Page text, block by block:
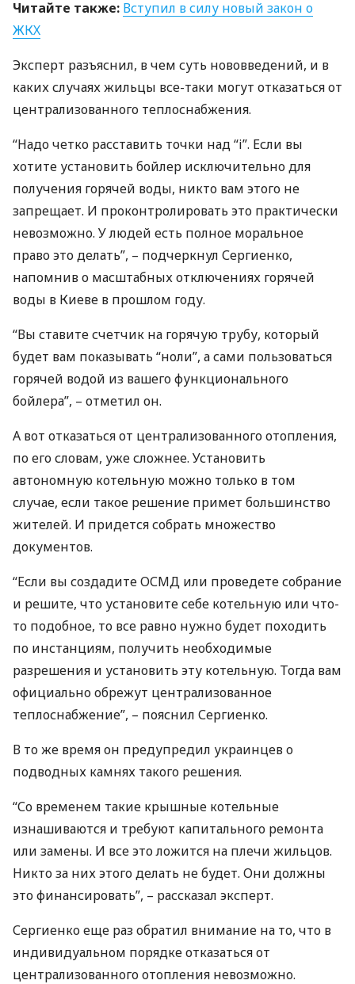
Читайте также: Вступил в силу новый закон о
ЖКХ
Эксперт разъяснил, в чем суть нововведений, и в
каких случаях жильцы все-таки могут отказаться от
централизованного теплоснабжения.
“Надо четко расставить точки над “i”. Если вы
хотите установить бойлер исключительно для
получения горячей воды, никто вам этого не
запрещает. И проконтролировать это практически
невозможно. У людей есть полное моральное
право это делать”, – подчеркнул Сергиенко,
напомнив о масштабных отключениях горячей
воды в Киеве в прошлом году.
“Вы ставите счетчик на горячую трубу, который
будет вам показывать “ноли”, а сами пользоваться
горячей водой из вашего функционального
бойлера”, – отметил он.
А вот отказаться от централизованного отопления,
по его словам, уже сложнее. Установить
автономную котельную можно только в том
случае, если такое решение примет большинство
жителей. И придется собрать множество
документов.
“Если вы создадитеОСМД или проведете собрание
и решите, что установите себе котельную или что-
то подобное, то все равно нужно будет походить
по инстанциям, получить необходимые
разрешения и установить эту котельную. Тогда вам
официально обрежут централизованное
теплоснабжение”, – пояснил Сергиенко.
В то же время он предупредил украинцев о
подводных камнях такого решения.
“Со временем такие крышные котельные
изнашиваются и требуют капитального ремонта
или замены. И все это ложится на плечи жильцов.
Никто за них этого делать не будет. Они должны
это финансировать”, – рассказал эксперт.
Сергиенко еще раз обратил внимание на то, что в
индивидуальном порядке отказаться от
централизованного отопления невозможно.